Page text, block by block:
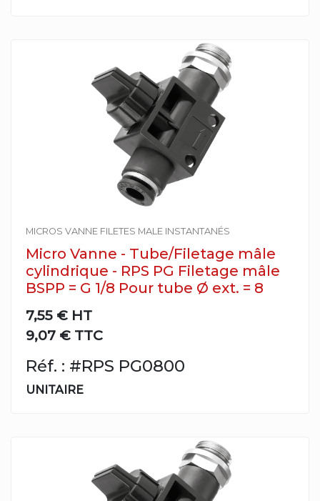
MICROS VANNE FILETES MALE INSTANTANÉS
Micro Vanne - Tube/Filetage mâle
cylindrique - RPS PG Filetage mâle
BSPP = G 1/8 Pour tube Ø ext. = 8
7,55 € HT
9,07 € TTC
Réf. : #RPS PG0800
UNITAIRE